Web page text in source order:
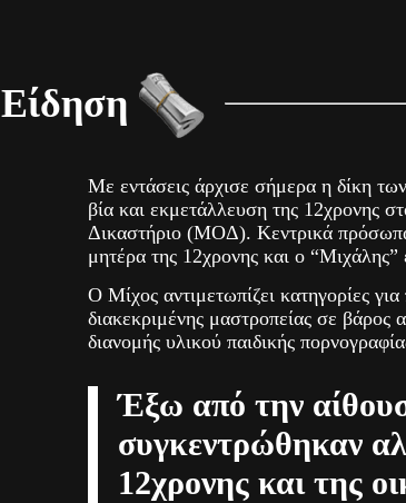
Είδηση
Με εντάσεις άρχισε σήμερα η δίκη
βία και εκμετάλλευση της 12χρονης
Δικαστήριο (ΜΟΔ). Κεντρικά
μητέρα της 12χρονης και ο
Ο Μίχος αντιμετωπίζει κατηγορίες
διακεκριμένης μαστροπείας σε βάρος
διανομής υλικού παιδικής
Έξω από την
συγκεντρώθηκαν
12χρονης και της